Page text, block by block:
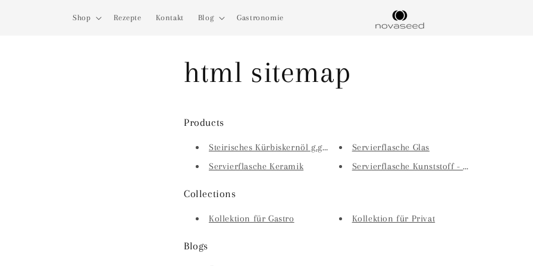
Shop Rezepte Kontakt Blog Gastronomie
html sitemap
Products
Steirisches Kürbiskernöl g.g.A...
Servierflasche Keramik
Servierflasche Glas
Servierflasche Kunststoff - Pr...
Collections
Kollektion für Gastro Kollektion für Privat
Blogs